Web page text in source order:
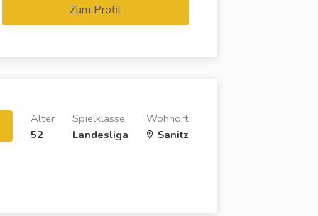
Zum Profil
Wohnort
Sanitz
Spielklasse
Landesliga
Alter
52